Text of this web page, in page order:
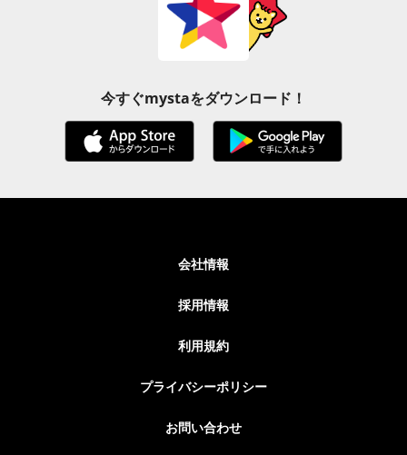
今すぐmystaをダウンロード！
会社情報
採用情報
利用規約
プライバシーポリシー
お問い合わせ